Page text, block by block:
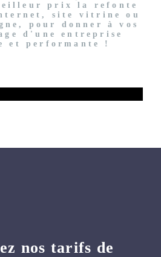
prix la refonte
site vitrine ou
pour donner à vos
d'une entreprise
et performante !
nos tarifs de